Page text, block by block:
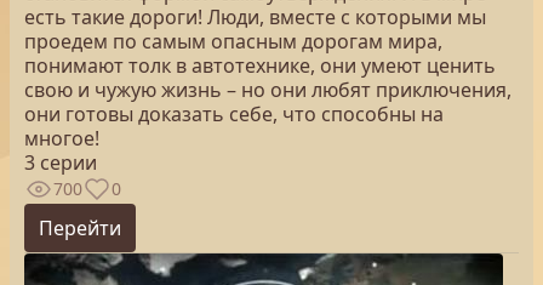
есть такие дороги! Люди, вместе с которыми мы
проедем по самым опасным дорогам мира,
понимают толк в автотехнике, они умеют ценить
свою и чужую жизнь – но они любят приключения,
они готовы доказать себе, что способны на
многое!
3 серии
700 0
Перейти